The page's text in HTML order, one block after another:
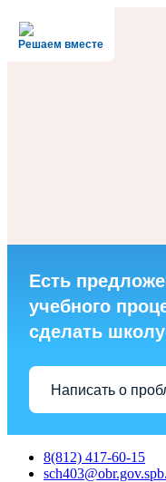
Решаем вместе
Есть
учебного
сделать
Написать о
Skip
8(812) 417-60-15